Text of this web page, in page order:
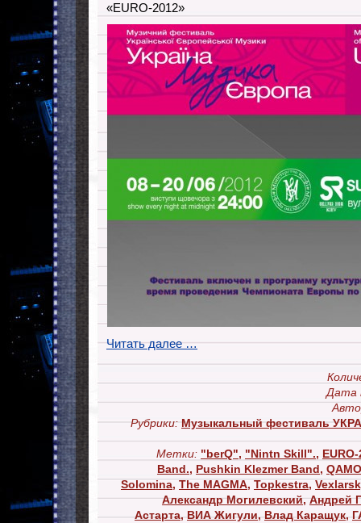
«EURO-2012»
Читать далее …
Дата
Рубрики: Музыкальный фестиваль
Метки: "berQ", "Nintn Skill".,
Band., Pushkin Klezmer Band,
Solomina, The MAGMA, Topkestra,
Александр Могилевский,Андрей
Астарта,ВИА Жигули,Влад Каращук,